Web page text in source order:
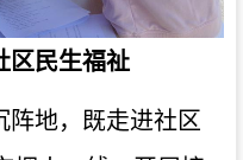
区民生福祉
阵地，既走进社区